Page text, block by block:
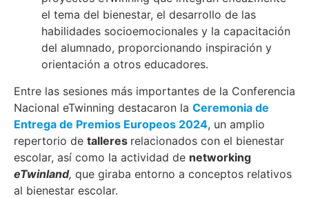
el tema del bienestar, el desarrollo de las
habilidades socioemocionales y la capacitación
del alumnado, proporcionando inspiración y
orientación a otros educadores.
Entre las sesiones más importantes de la Conferencia
Nacional eTwinning destacaron la Ceremonia de
Entrega de Premios Europeos 2024, un amplio
repertorio de talleres relacionados con el bienestar
escolar, así como la actividad de networking
eTwinland, que giraba entorno a conceptos relativos
al bienestar escolar.